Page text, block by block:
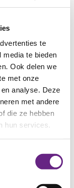
te
te bieden
Ook delen we
met onze
analyse. Deze
met andere
die ze hebben
hun services.